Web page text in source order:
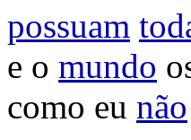
possuam
e o mundo
como eu não